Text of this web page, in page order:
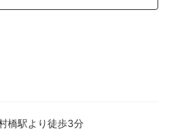
橋駅より徒歩3分